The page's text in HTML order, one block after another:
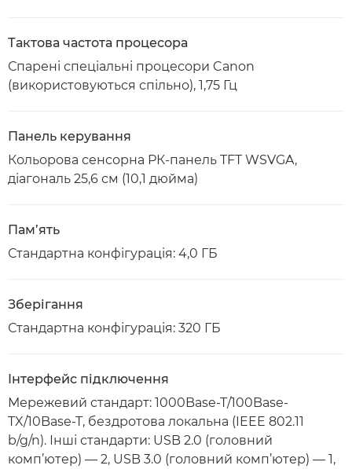
Тактова частота процесора
Спарені спеціальні процесори Canon
(використовуються спільно), 1,75 Гц
Панель керування
Кольорова сенсорна РК-панель TFT WSVGA,
діагональ 25,6 см (10,1 дюйма)
Пам’ять
Стандартна конфігурація: 4,0 ГБ
Зберігання
Стандартна конфігурація: 320 ГБ
Інтерфейс підключення
Мережевий стандарт: 1000Base-T/100Base-
TX/10Base-T, бездротова локальна (IEEE 802.11
b/g/n). Інші стандарти: USB 2.0 (головний
комп’ютер) — 2, USB 3.0 (головний комп’ютер) — 1,